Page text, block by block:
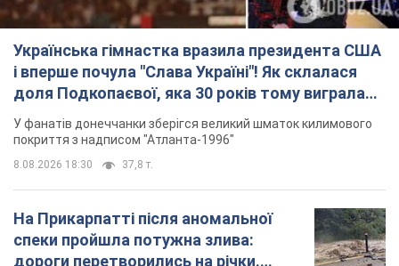
Українська гімнастка вразила президента США
і вперше почула "Слава Україні"! Як склалася
доля Подкопаєвої, яка 30 років тому виграла
"золото" Олімпіади
У фанатів донеччанки зберігся великий шматок килимового
покриття з надписом "Атланта-1996"
8.08.2026 18:30 37,8 т.
На Прикарпатті після аномальної
спеки пройшла потужна злива:
дороги перетворились на річки.